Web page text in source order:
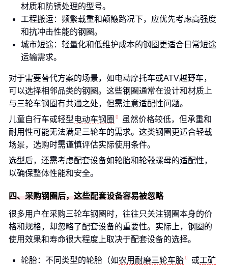
材质和防锈处理的型号。
工程搬运：频繁载重和颠簸路况下，应优先考虑高强度
和抗冲击性能的钢圈。
城市短途：轻量化和低维护成本的钢圈更适合日常短途
运输需求。
对于需要替代方案的场景，如电动摩托车或ATV越野车，
可以选择相邻品类的钢圈。这些钢圈通常在设计和材质上
与三轮车钢圈有共通之处，但需注意适配性问题。
儿童自行车或轻型电动车钢圈
虽然价格较低，但承重和
耐用性可能无法满足三轮车的需求。这类钢圈更适合轻载
场景，选购时需谨慎评估实际使用条件。
选型后，还需考虑配套设备如轮胎和轮毂螺母的适配性，
以确保整体性能和安全。
四、采购钢圈后，这些配套设备容易被忽略
很多用户在采购三轮车钢圈时，往往只关注钢圈本身的价
格和规格，却忽略了配套设备的重要性。实际上，钢圈的
使用效果和寿命很大程度上取决于配套设备的选择。
轮胎：不同类型的轮胎（如农用耐磨三轮车胎 或工矿